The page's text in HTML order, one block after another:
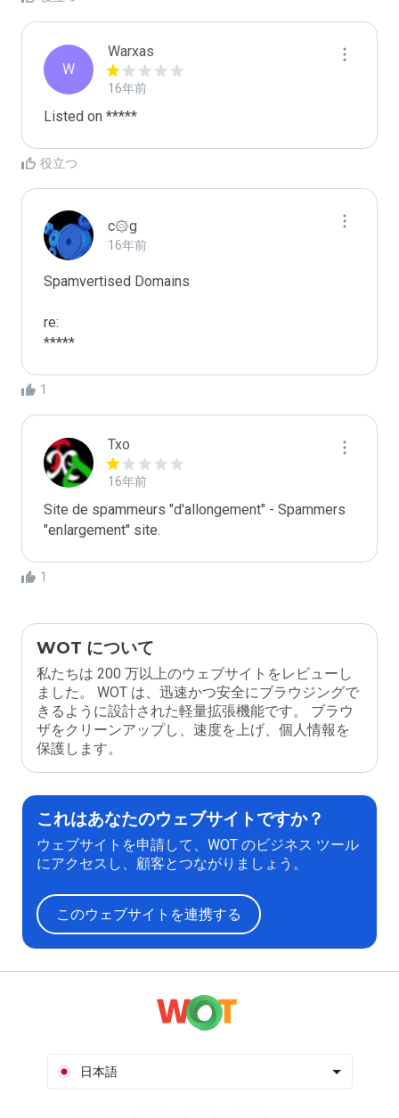
W
Warxas
16年前
Listed on *****
役立つ
c۞g
16年前
Spamvertised Domains
re:
*****
1
Txo
16年前
Site de spammeurs "d'allongement" - Spammers
"enlargement" site.
1
WOT について
私たちは 200 万以上のウェブサイトをレビューし
ました。 WOT は、迅速かつ安全にブラウジングで
きるように設計された軽量拡張機能です。 ブラウ
ザをクリーンアップし、速度を上げ、個人情報を
保護します。
これはあなたのウェブサイトですか？
ウェブサイトを申請して、WOT のビジネス ツール
にアクセスし、顧客とつながりましょう。
このウェブサイトを連携する
日本語